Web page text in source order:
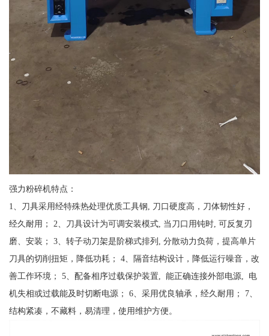
强力粉碎机特点：
1、刀具采用经特殊热处理优质工具钢, 刀口硬度高，刀体韧性好，
经久耐用； 2、刀具设计为可调安装模式, 当刀口用钝时, 可反复刃
磨、安装； 3、转子动刀架是阶梯式排列, 分散动力负荷，提高单片
刀具的切削扭矩，降低功耗； 4、隔音结构设计，降低运行噪音，改
善工作环境； 5、配备相序过载保护装置, 能正确连接外部电源, 电
机失相或过载能及时切断电源； 6、采用优良轴承，经久耐用； 7、
结构紧凑，不藏料，易清理，使用维护方便。